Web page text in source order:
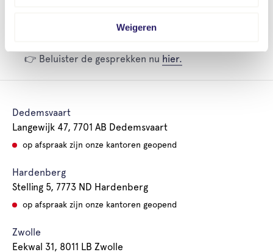
Weigeren
👉 Beluister de gesprekken nu hier.
Dedemsvaart
Langewijk 47, 7701 AB Dedemsvaart
op afspraak zijn onze kantoren geopend
Hardenberg
Stelling 5, 7773 ND Hardenberg
op afspraak zijn onze kantoren geopend
Zwolle
Eekwal 31, 8011 LB Zwolle